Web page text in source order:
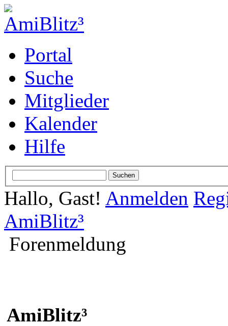
Portal
Suche
Mitglieder
Kalender
Hilfe
Hallo, Gast! Anmelden
AmiBlitz³
Forenmeldung
AmiBlitz³